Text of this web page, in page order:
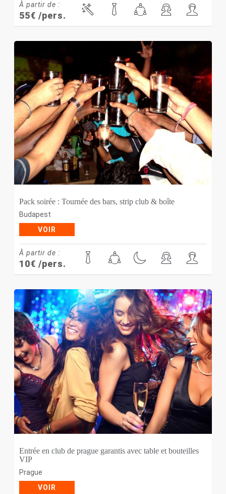
À partir de :
55€ /pers.
Pack soirée : Tournée des bars, strip club & boîte
Budapest
VOIR
À partir de :
10€ /pers.
Entrée en club de prague garantis avec table et bouteilles
VIP
Prague
VOIR